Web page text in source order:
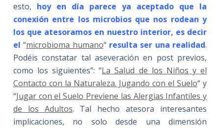
esto, hoy en día parece ya aceptado que la
conexión entre los microbios que nos rodean y
los que atesoramos en nuestro interior, es decir
el “microbioma humano“ resulta ser una realidad.
Podéis constatar tal aseveración en post previos,
como los siguientes”: “La Salud de los Niños y el
Contacto con la Naturaleza. Jugando con el Suelo“ y
“Jugar con el Suelo Previene las Alergias Infantiles y
de los Adultos. Tal hecho atesora interesantes
implicaciones, no solo desde una dimensión